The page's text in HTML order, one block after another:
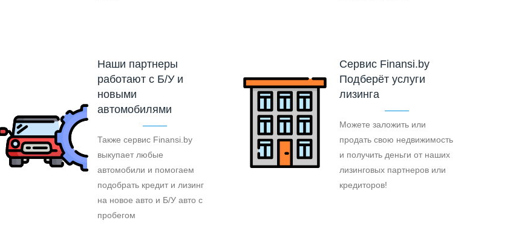
Наши партнеры
работают с Б/У и
новыми
автомобилями
Также сервис Finansi.by
выкупает любые
автомобили и помогаем
подобрать кредит и лизинг
на новое авто и Б/У авто с
пробегом
Cервис Finansi.by
Подберёт услуги
лизинга
Можете заложить или
продать свою недвижимость
и получить деньги от наших
лизинговых партнеров или
кредиторов!